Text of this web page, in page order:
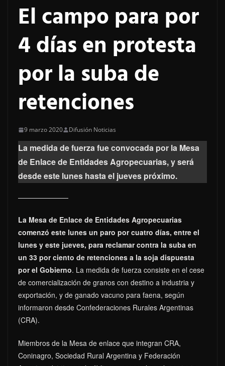
El campo para por
4 días en protesta
por la suba de
retenciones
9 marzo 2020 Difusión Noticias
La medida de fuerza fue convocada por la Mesa
de Enlace de Entidades Agropecuarias, y será
desde este lunes hasta el jueves próximo.
La Mesa de Enlace de Entidades Agropecuarias
comenzó este lunes un paro por cuatro días, entre el
lunes y este jueves, para reclamar contra la suba en
un 33 por ciento de retenciones a la soja dispuesta
por el Gobierno. La medida de fuerza consiste en el cese
de comercialización de granos con destino a industria y
exportación, y de ganado vacuno para faena, según
informaron desde Confederaciones Rurales Argentinas
(CRA).
Miembros de la Mesa de enlace que integran CRA,
Coninagro, Sociedad Rural Argentina y Federación